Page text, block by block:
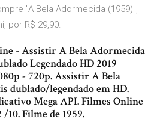
"A Bela Adormecida (1959)",
por R$ 29,90.
- Assistir A Bela Adormecida
Legendado HD 2019
- 720p. Assistir A Bela
dublado/legendado em HD.
Mega API. Filmes Online
10. Filme de 1959.